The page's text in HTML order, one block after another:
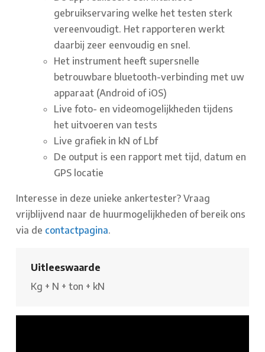
gebruikservaring welke het testen sterk
vereenvoudigt. Het rapporteren werkt
daarbij zeer eenvoudig en snel.
Het instrument heeft supersnelle
betrouwbare bluetooth-verbinding met uw
apparaat (Android of iOS)
Live foto- en videomogelijkheden tijdens
het uitvoeren van tests
Live grafiek in kN of Lbf
De output is een rapport met tijd, datum en
GPS locatie
Interesse in deze unieke ankertester? Vraag
vrijblijvend naar de huurmogelijkheden of bereik ons
via de contactpagina.
Uitleeswaarde
Kg + N + ton + kN